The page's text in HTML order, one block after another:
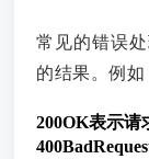
常见的错误
的结果。例如
200OK表示请